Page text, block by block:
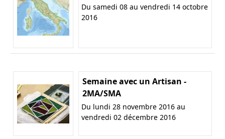
Du samedi 08 au vendredi 14 octobre
2016
Semaine avec un Artisan -
2MA/SMA
Du lundi 28 novembre 2016 au
vendredi 02 décembre 2016